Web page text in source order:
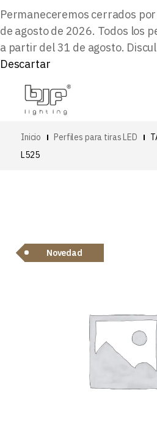
Permaneceremos cerrados
de agosto de 2026. Todos los
a partir del 31 de agosto.
Descartar
Inicio Perfiles para tiras LED
L525
Novedad